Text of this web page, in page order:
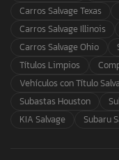
Carros Salvage Texas
Carros Salvage Illinois
Carros Salvage Ohio
Títulos Limpios
Vehículos con Título
Subastas Houston
KIA Salvage
Subaru